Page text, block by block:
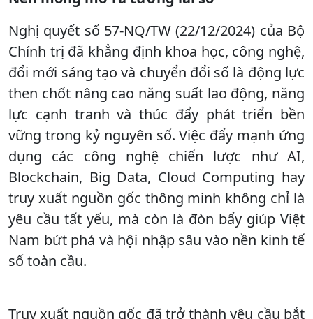
Nghị quyết số 57-NQ/TW (22/12/2024) của Bộ
Chính trị đã khẳng định khoa học, công nghệ,
đổi mới sáng tạo và chuyển đổi số là động lực
then chốt nâng cao năng suất lao động, năng
lực cạnh tranh và thúc đẩy phát triển bền
vững trong kỷ nguyên số. Việc đẩy mạnh ứng
dụng các công nghệ chiến lược như AI,
Blockchain, Big Data, Cloud Computing hay
truy xuất nguồn gốc thông minh không chỉ là
yêu cầu tất yếu, mà còn là đòn bẩy giúp Việt
Nam bứt phá và hội nhập sâu vào nền kinh tế
số toàn cầu.
Truy xuất nguồn gốc đã trở thành yêu cầu bắt